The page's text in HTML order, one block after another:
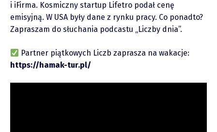
Raporty
Podcasty
i iFirma. Kosmiczny startup Lifetro podał cenę
emisyjną. W USA były dane z rynku pracy. Co ponadto?
Zapraszam do słuchania podcastu „Liczby dnia”.
Partner piątkowych Liczb zaprasza na wakacje:
https://hamak-tur.pl/